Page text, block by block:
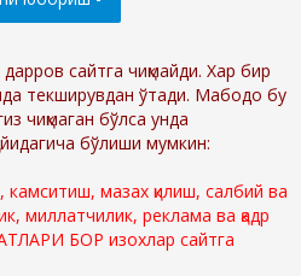
сайтга чиқмайди. Хар бир
текширувдан ўтади. Мабодо бу
чиқмаган бўлса унда
бўлиши мумкин:
камситиш, мазах қилиш, салбий ва
миллатчилик, реклама ва қадр
БОР изохлар сайтга